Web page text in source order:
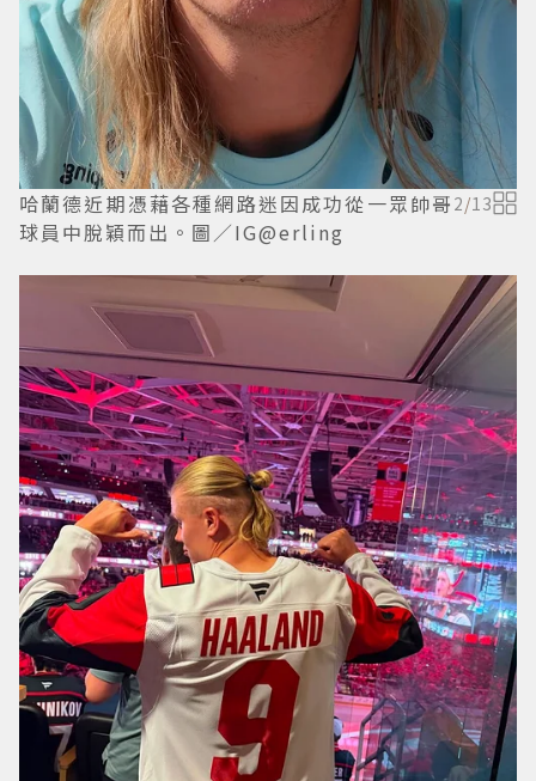
哈蘭德近期憑藉各種網路迷因成功從一眾帥哥
球員中脫穎而出。圖／IG@erling
2/13